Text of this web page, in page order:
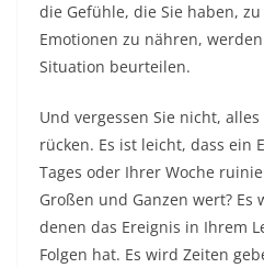
die Gefühle, die Sie haben,
Emotionen zu nähren,
Situation beurteilen.
Und vergessen Sie nicht,
rücken. Es ist leicht, dass ein
Tages oder Ihrer Woche
Großen und Ganzen wert? Es
denen das Ereignis in Ihrem
Folgen hat. Es wird Zeiten